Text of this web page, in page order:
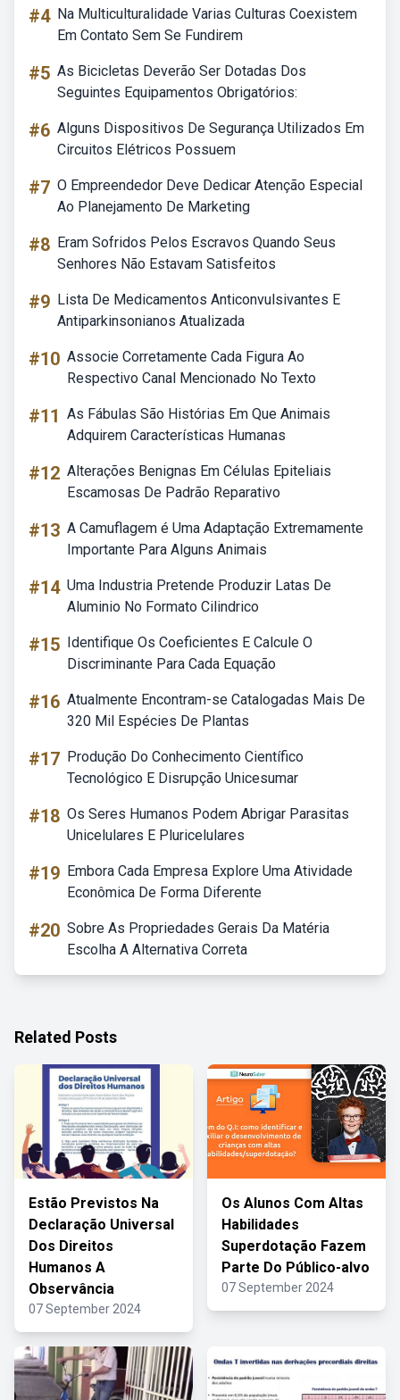
#4 Na Multiculturalidade Varias Culturas Coexistem
Em Contato Sem Se Fundirem
#5 As Bicicletas Deverão Ser Dotadas Dos
Seguintes Equipamentos Obrigatórios:
#6 Alguns Dispositivos De Segurança Utilizados Em
Circuitos Elétricos Possuem
#7 O Empreendedor Deve Dedicar Atenção Especial
Ao Planejamento De Marketing
#8 Eram Sofridos Pelos Escravos Quando Seus
Senhores Não Estavam Satisfeitos
#9 Lista De Medicamentos Anticonvulsivantes E
Antiparkinsonianos Atualizada
#10 Associe Corretamente Cada Figura Ao
Respectivo Canal Mencionado No Texto
#11 As Fábulas São Histórias Em Que Animais
Adquirem Características Humanas
#12 Alterações Benignas Em Células Epiteliais
Escamosas De Padrão Reparativo
#13 A Camuflagem é Uma Adaptação Extremamente
Importante Para Alguns Animais
#14 Uma Industria Pretende Produzir Latas De
Aluminio No Formato Cilindrico
#15 Identifique Os Coeficientes E Calcule O
Discriminante Para Cada Equação
#16 Atualmente Encontram-se Catalogadas Mais De
320 Mil Espécies De Plantas
#17 Produção Do Conhecimento Científico
Tecnológico E Disrupção Unicesumar
#18 Os Seres Humanos Podem Abrigar Parasitas
Unicelulares E Pluricelulares
#19 Embora Cada Empresa Explore Uma Atividade
Econômica De Forma Diferente
#20 Sobre As Propriedades Gerais Da Matéria
Escolha A Alternativa Correta
Related Posts
Estão Previstos Na
Declaração Universal
Dos Direitos
Humanos A
Observância
07 September 2024
Os Alunos Com Altas
Habilidades
Superdotação Fazem
Parte Do Público-alvo
07 September 2024